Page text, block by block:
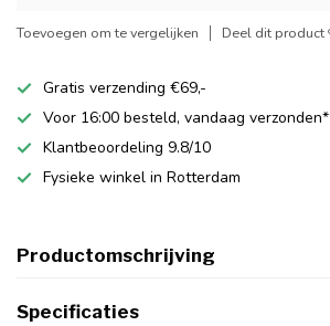
Toevoegen om te vergelijken Deel dit product
Gratis verzending €69,-
Voor 16:00 besteld, vandaag verzonden*
Klantbeoordeling 9.8/10
Fysieke winkel in Rotterdam
Productomschrijving
Specificaties